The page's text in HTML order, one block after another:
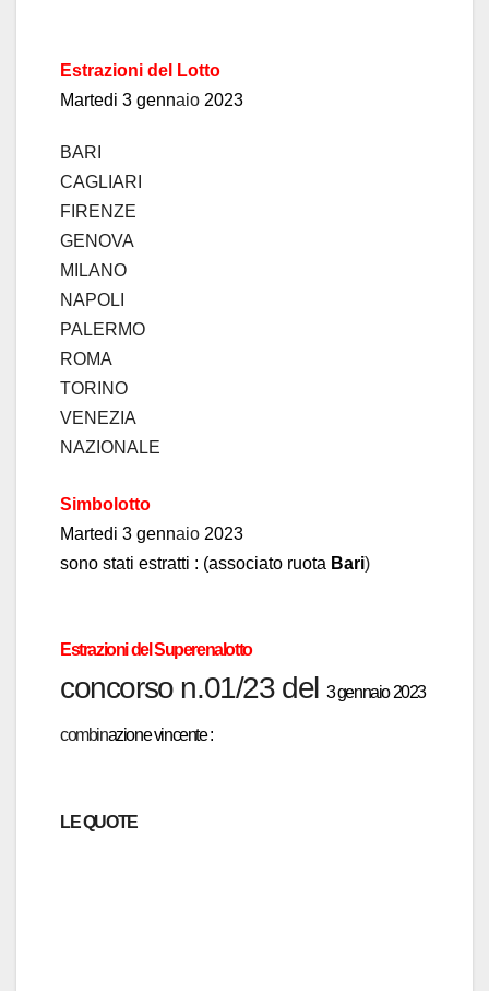
Estrazioni del Lotto
Martedi 3 gennaio 2023
BARI
CAGLIARI
FIRENZE
GENOVA
MILANO
NAPOLI
PALERMO
ROMA
TORINO
VENEZIA
NAZIONALE
Simbolotto
Martedi 3 gennaio 2023
sono stati estratti : (associato ruota Bari)
Estrazioni del Superenalotto
concorso n.01/23 del 3 gennaio 2023
combinazione vincente :
LE QUOTE